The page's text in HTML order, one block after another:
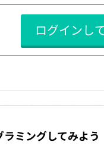
イベント・セミナー
インタビュー
就活成功ガイド
リフ
プラン
個人
学校
契約
ログインし
ミングしてみよう